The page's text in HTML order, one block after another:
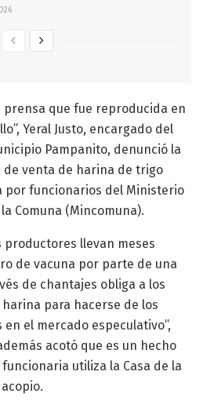
prensa que fue reproducida en
Yeral Justo, encargado del
Pampanito, denunció la
de venta de harina de trigo
funcionarios del Ministerio
Comuna (Mincomuna).
productores llevan meses
de vacuna por parte de una
de chantajes obliga a los
para hacerse de los
el mercado especulativo”,
acotó que es un hecho
utiliza la Casa de la